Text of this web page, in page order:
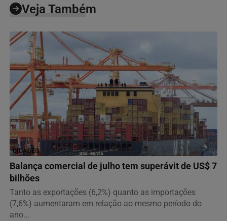
Veja Também
CIDADES
Balança comercial de julho tem superávit de US$ 7
bilhões
Tanto as exportações (6,2%) quanto as importações
(7,6%) aumentaram em relação ao mesmo período do
ano...